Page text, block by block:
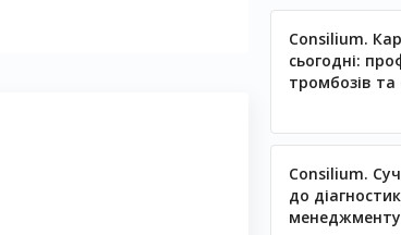
Consilium.
сьогодні:
тромбозів
Consilium.
до
менеджменту